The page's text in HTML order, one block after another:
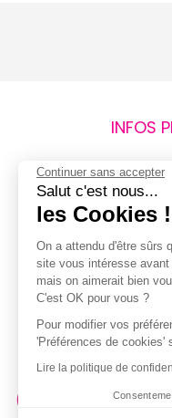
INFOS
Retours
Suivi de
Livraisons
Guide
Politique
de la
Continuer sans accepter
Salut c'est nous...
les Cookies !
On a attendu d'être sûrs
site vous intéresse avant
mais on aimerait bien
C'est OK pour vous ?
Pour modifier vos
'Préférences de cookies'
Lire la politique de